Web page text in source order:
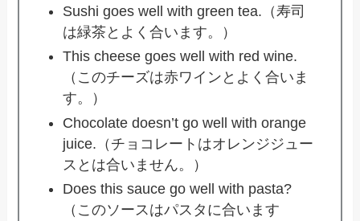
Sushi goes well with green tea.（寿司
は緑茶とよく合います。）
This cheese goes well with red wine.
（このチーズは赤ワインとよく合いま
す。）
Chocolate doesn’t go well with orange
juice.（チョコレートはオレンジジュー
スとは合いません。）
Does this sauce go well with pasta?
（このソースはパスタに合います